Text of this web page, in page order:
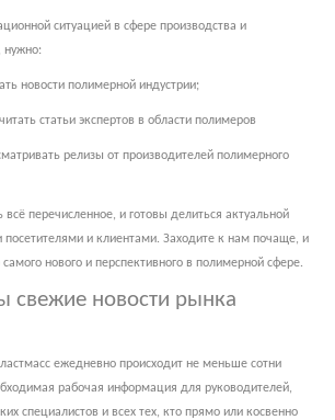
ситуацией в сфере производства и
нужно:
новости полимерной индустрии;
статьи экспертов в области полимеров
релизы от производителей полимерного
перечисленное, и готовы делиться актуальной
и клиентами. Заходите к нам почаще, и
нового и перспективного в полимерной сфере.
свежие новости рынка
ежедневно происходит не меньше сотни
рабочая информация для руководителей,
специалистов и всех тех, кто прямо или косвенно